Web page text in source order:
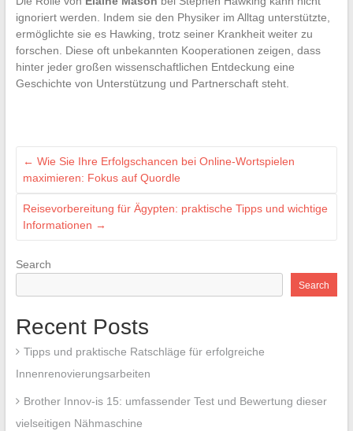
ignoriert werden. Indem sie den Physiker im Alltag unterstützte,
ermöglichte sie es Hawking, trotz seiner Krankheit weiter zu
forschen. Diese oft unbekannten Kooperationen zeigen, dass
hinter jeder großen wissenschaftlichen Entdeckung eine
Geschichte von Unterstützung und Partnerschaft steht.
← Wie Sie Ihre Erfolgschancen bei Online-Wortspielen
maximieren: Fokus auf Quordle
Reisevorbereitung für Ägypten: praktische Tipps und wichtige
Informationen →
Search
Search
Recent Posts
Tipps und praktische Ratschläge für erfolgreiche
Innenrenovierungsarbeiten
Brother Innov-is 15: umfassender Test und Bewertung dieser
vielseitigen Nähmaschine